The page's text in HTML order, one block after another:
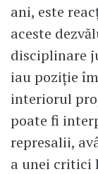
ani, este
aceste
disciplinare
iau poziție
interiorul
poate fi
represalii,
a unei critici